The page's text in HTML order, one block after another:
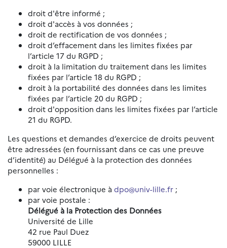
droit d'être informé ;
droit d'accès à vos données ;
droit de rectification de vos données ;
droit d’effacement dans les limites fixées par
l’article 17 du RGPD ;
droit à la limitation du traitement dans les limites
fixées par l’article 18 du RGPD ;
droit à la portabilité des données dans les limites
fixées par l’article 20 du RGPD ;
droit d'opposition dans les limites fixées par l’article
21 du RGPD.
Les questions et demandes d’exercice de droits peuvent
être adressées (en fournissant dans ce cas une preuve
d’identité) au Délégué à la protection des données
personnelles :
par voie électronique à dpo@univ-lille.fr ;
par voie postale :
Délégué à la Protection des Données
Université de Lille
42 rue Paul Duez
59000 LILLE